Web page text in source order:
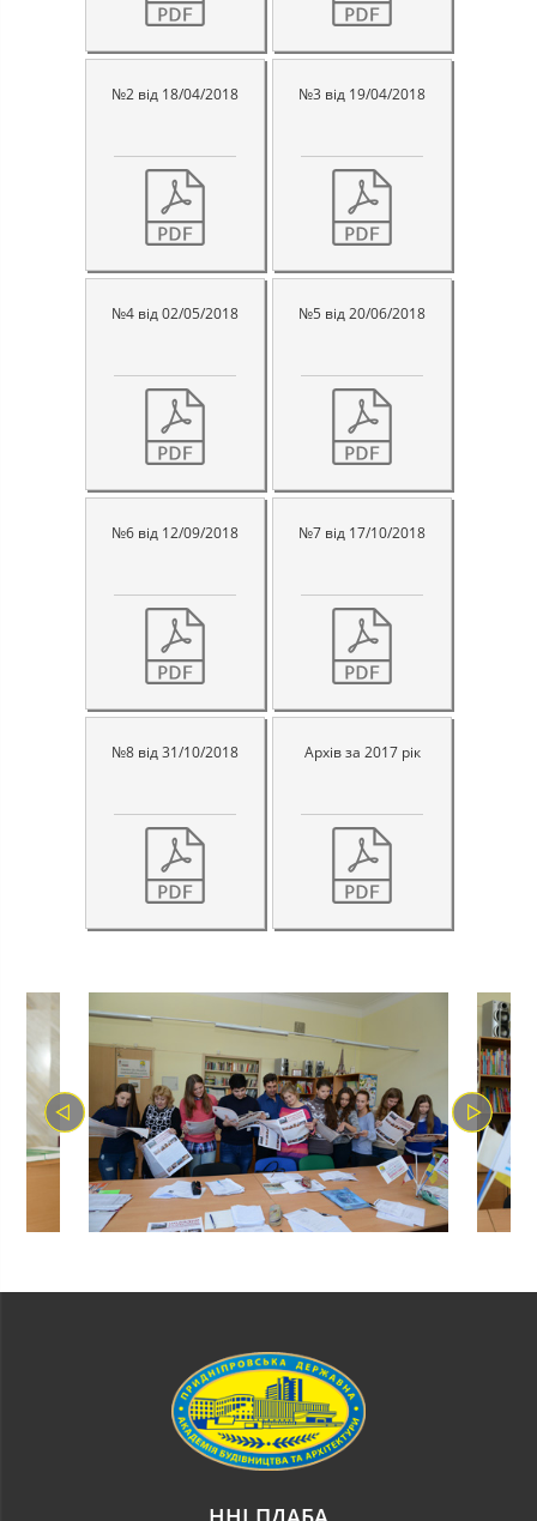
№2 від 18/04/2018 №3 від 19/04/2018
№4 від 02/05/2018 №5 від 20/06/2018
№6 від 12/09/2018 №7 від 17/10/2018
№8 від 31/10/2018 Архів за 2017 рік